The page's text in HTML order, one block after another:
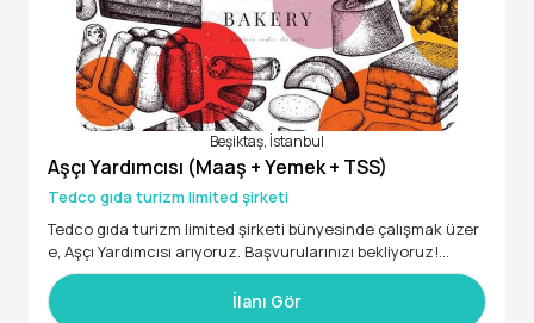
Beşiktaş, İstanbul
Aşçı Yardımcısı (Maaş + Yemek + TSS)
Tedco gıda turizm limited şirketi
Tedco gıda turizm limited şirketi bünyesinde çalışmak üzer
e, Aşçı Yardımcısı arıyoruz. Başvurularınızı bekliyoruz!
İlanı Gör